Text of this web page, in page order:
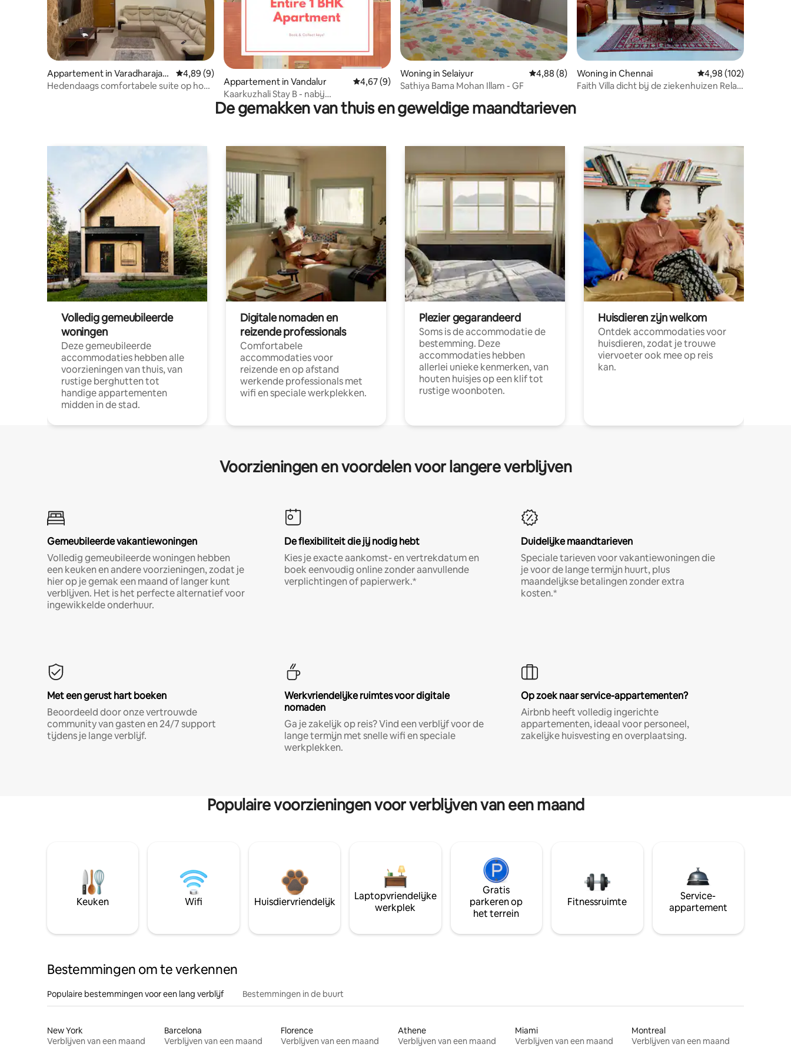
Appartement in Varadharajap
uram
Gemiddelde beoordeling van 4,89 uit 5, 9 recensies
4,89 (9)
Hedendaags comfortabele suite op hoge
Appartement in Vandalur Gemiddelde beoordeling van 4,67 uit 5, 9 recensies
4,67 (9)
Kaarkuzhali Stay B - nabij
luchthaven/Kilambakkam
Woning in Selaiyur Gemiddelde beoordeling van 4,88 uit 5, 8 recensies
4,88 (8)
Sathiya Bama Mohan Illam - GF
Woning in Chennai Gemiddelde
4,98 (102)
Faith Villa dicht bij de ziekenhuizen Rela
De gemakken van thuis en geweldige maandtarieven
Volledig gemeubileerde
woningen
Deze gemeubileerde
accommodaties hebben alle
voorzieningen van thuis, van
rustige berghutten tot
handige appartementen
midden in de stad.
Digitale nomaden en
reizende professionals
Comfortabele
accommodaties voor
reizende en op afstand
werkende professionals met
wifi en speciale werkplekken.
Plezier gegarandeerd
Soms is de accommodatie de
bestemming. Deze
accommodaties hebben
allerlei unieke kenmerken, van
houten huisjes op een klif tot
rustige woonboten.
Huisdieren zijn welkom
Ontdek accommodaties voor
huisdieren, zodat je trouwe
viervoeter ook mee op reis
kan.
Voorzieningen en voordelen voor langere verblijven
Gemeubileerde vakantiewoningen
Volledig gemeubileerde woningen hebben
een keuken en andere voorzieningen, zodat je
hier op je gemak een maand of langer kunt
verblijven. Het is het perfecte alternatief voor
ingewikkelde onderhuur.
De flexibiliteit die jij nodig hebt
Kies je exacte aankomst- en vertrekdatum en
boek eenvoudig online zonder aanvullende
verplichtingen of papierwerk.*
Duidelijke maandtarieven
Speciale tarieven voor vakantiewoningen die
je voor de lange termijn huurt, plus
maandelijkse betalingen zonder extra
kosten.*
Met een gerust hart boeken
Beoordeeld door onze vertrouwde
community van gasten en 24/7 support
tijdens je lange verblijf.
Werkvriendelijke ruimtes voor digitale
nomaden
Ga je zakelijk op reis? Vind een verblijf voor de
lange termijn met snelle wifi en speciale
werkplekken.
Op zoek naar service-appartementen?
Airbnb heeft volledig ingerichte
appartementen, ideaal voor personeel,
zakelijke huisvesting en overplaatsing.
Populaire voorzieningen voor verblijven van een maand
Keuken Wifi Huisdiervriendelijk
Laptopvriendelijke
werkplek
Gratis
parkeren op
het terrein
Fitnessruimte
Service-
appartement
Bestemmingen om te verkennen
Populaire bestemmingen voor een lang verblijf Bestemmingen in de buurt
New York
Verblijven van een maand
Barcelona
Verblijven van een maand
Florence
Verblijven van een maand
Athene
Verblijven van een maand
Miami
Verblijven van een maand
Montreal
Verblijven van een maand